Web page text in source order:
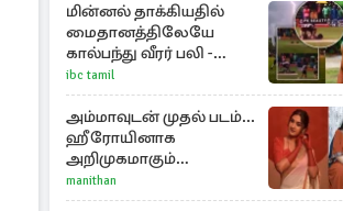
மின்னல் தாக்கியதில்
மைதானத்திலேயே
கால்பந்து வீரர் பலி -
அதிர்ச்சியில் ரசிகர்கள்
ibc tamil
அம்மாவுடன் முதல் படம்...
ஹீரோயினாக
அறிமுகமாகும்
ஊர்வசியின் மகள்
தேஜலட்சுமி!
manithan